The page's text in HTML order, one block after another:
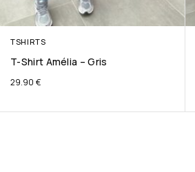
TSHIRTS
T-Shirt Amélia – Gris
29.90 €